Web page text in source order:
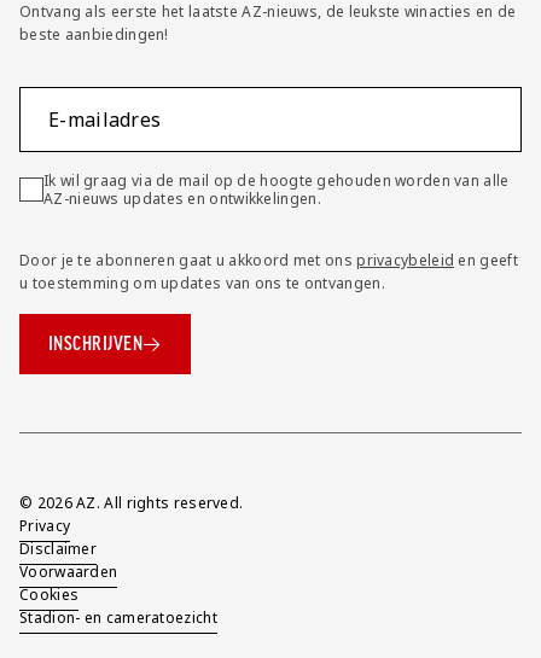
Ontvang als eerste het laatste AZ-nieuws, de leukste winacties en de
beste aanbiedingen!
E-mailadres
Ik wil graag via de mail op de hoogte gehouden worden van alle
AZ-nieuws updates en ontwikkelingen.
Door je te abonneren gaat u akkoord met onsprivacybeleid en geeft
u toestemming om updates van ons te ontvangen.
INSCHRIJVEN
Overig
© 2026 AZ. All rights reserved.
Privacy
Disclaimer
Voorwaarden
Cookies
Stadion- en cameratoezicht